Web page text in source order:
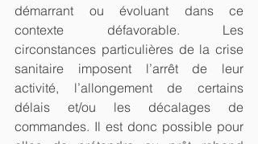
démarrant ou évoluant dans ce
contexte défavorable. Les
circonstances particulières de la crise
sanitaire imposent l’arrêt de leur
activité, l’allongement de certains
délais et/ou les décalages de
commandes. Il est donc possible pour